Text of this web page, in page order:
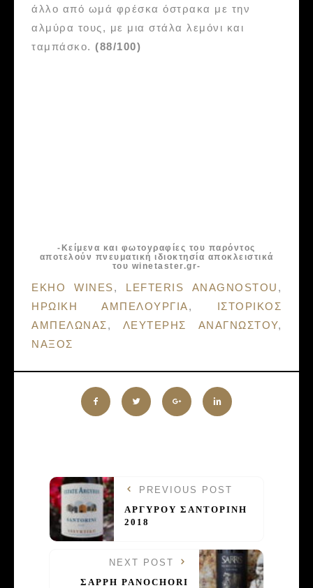
άλλο από ωμά φρέσκα όστρακα με την
αλμύρα τους, με μια στάλα λεμόνι και
ταμπάσκο. (88/100)
-Κείμενα και φωτογραφίες του παρόντος
αποτελούν πνευματική ιδιοκτησία αποκλειστικά
του winetaster.gr-
Tags:
EKHO WINES, LEFTERIS ANAGNOSTOU ,
ΗΡΩΙΚΗ ΑΜΠΕΛΟΥΡΓΙΑ, ΙΣΤΟΡΙΚΟΣ
ΑΜΠΕΛΩΝΑΣ, ΛΕΥΤΕΡΗΣ ΑΝΑΓΝΩΣΤΟΥ,
ΝΑΞΟΣ
PREVIOUS POST
ΑΡΓΥΡΟΥ ΣΑΝΤΟΡΙΝΗ
2018
NEXT POST
ΣΑΡΡΗ PANOCHORI